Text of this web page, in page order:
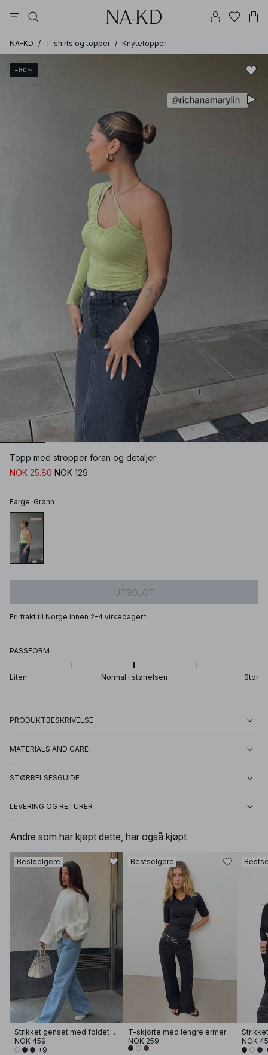
NA-KD / T-shirts og topper / Knytetopper
−80%
Topp med stropper foran og detaljer
NOK 25.80 NOK 129
Farge: Grønn
UTSOLGT
Fri frakt til Norge innen 2-4 virkedager*
PASSFORM
Liten Normal i størrelsen Stor
PRODUKTBESKRIVELSE
MATERIALS AND CARE
STØRRELSESGUIDE
LEVERING OG RETURER
Andre som har kjøpt dette, har også kjøpt
Bestselgere
Strikket genset med foldet erme
NOK 459
+9
Bestselgere
T-skjorte med lengre ermer
NOK 259
NOK